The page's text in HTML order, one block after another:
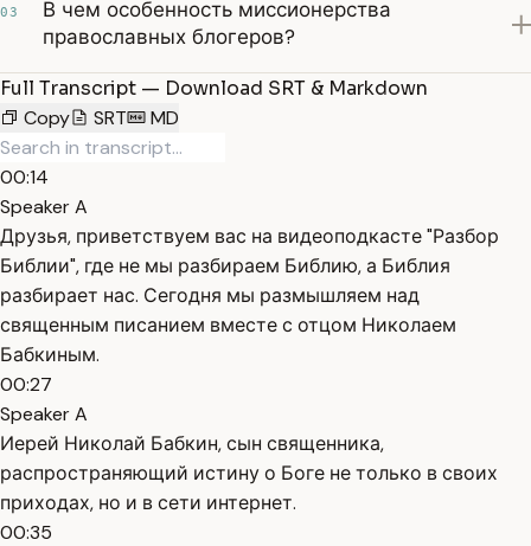
03
В чем особенность миссионерства
православных блогеров?
Full Transcript — Download SRT & Markdown
Copy
SRT MD
00:14
Speaker A
Друзья, приветствуем вас на видеоподкасте "Разбор
Библии", где не мы разбираем Библию, а Библия
разбирает нас. Сегодня мы размышляем над
священным писанием вместе с отцом Николаем
Бабкиным.
00:27
Speaker A
Иерей Николай Бабкин, сын священника,
распространяющий истину о Боге не только в своих
приходах, но и в сети интернет.
00:35